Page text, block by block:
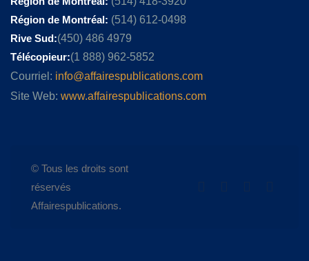
Région de Montréal: (514) 612-0498
Rive Sud:(450) 486 4979
Télécopieur:(1 888) 962-5852
Courriel: info@affairespublications.com
Site Web: www.affairespublications.com
© Tous les droits sont
réservés
Affairespublications.